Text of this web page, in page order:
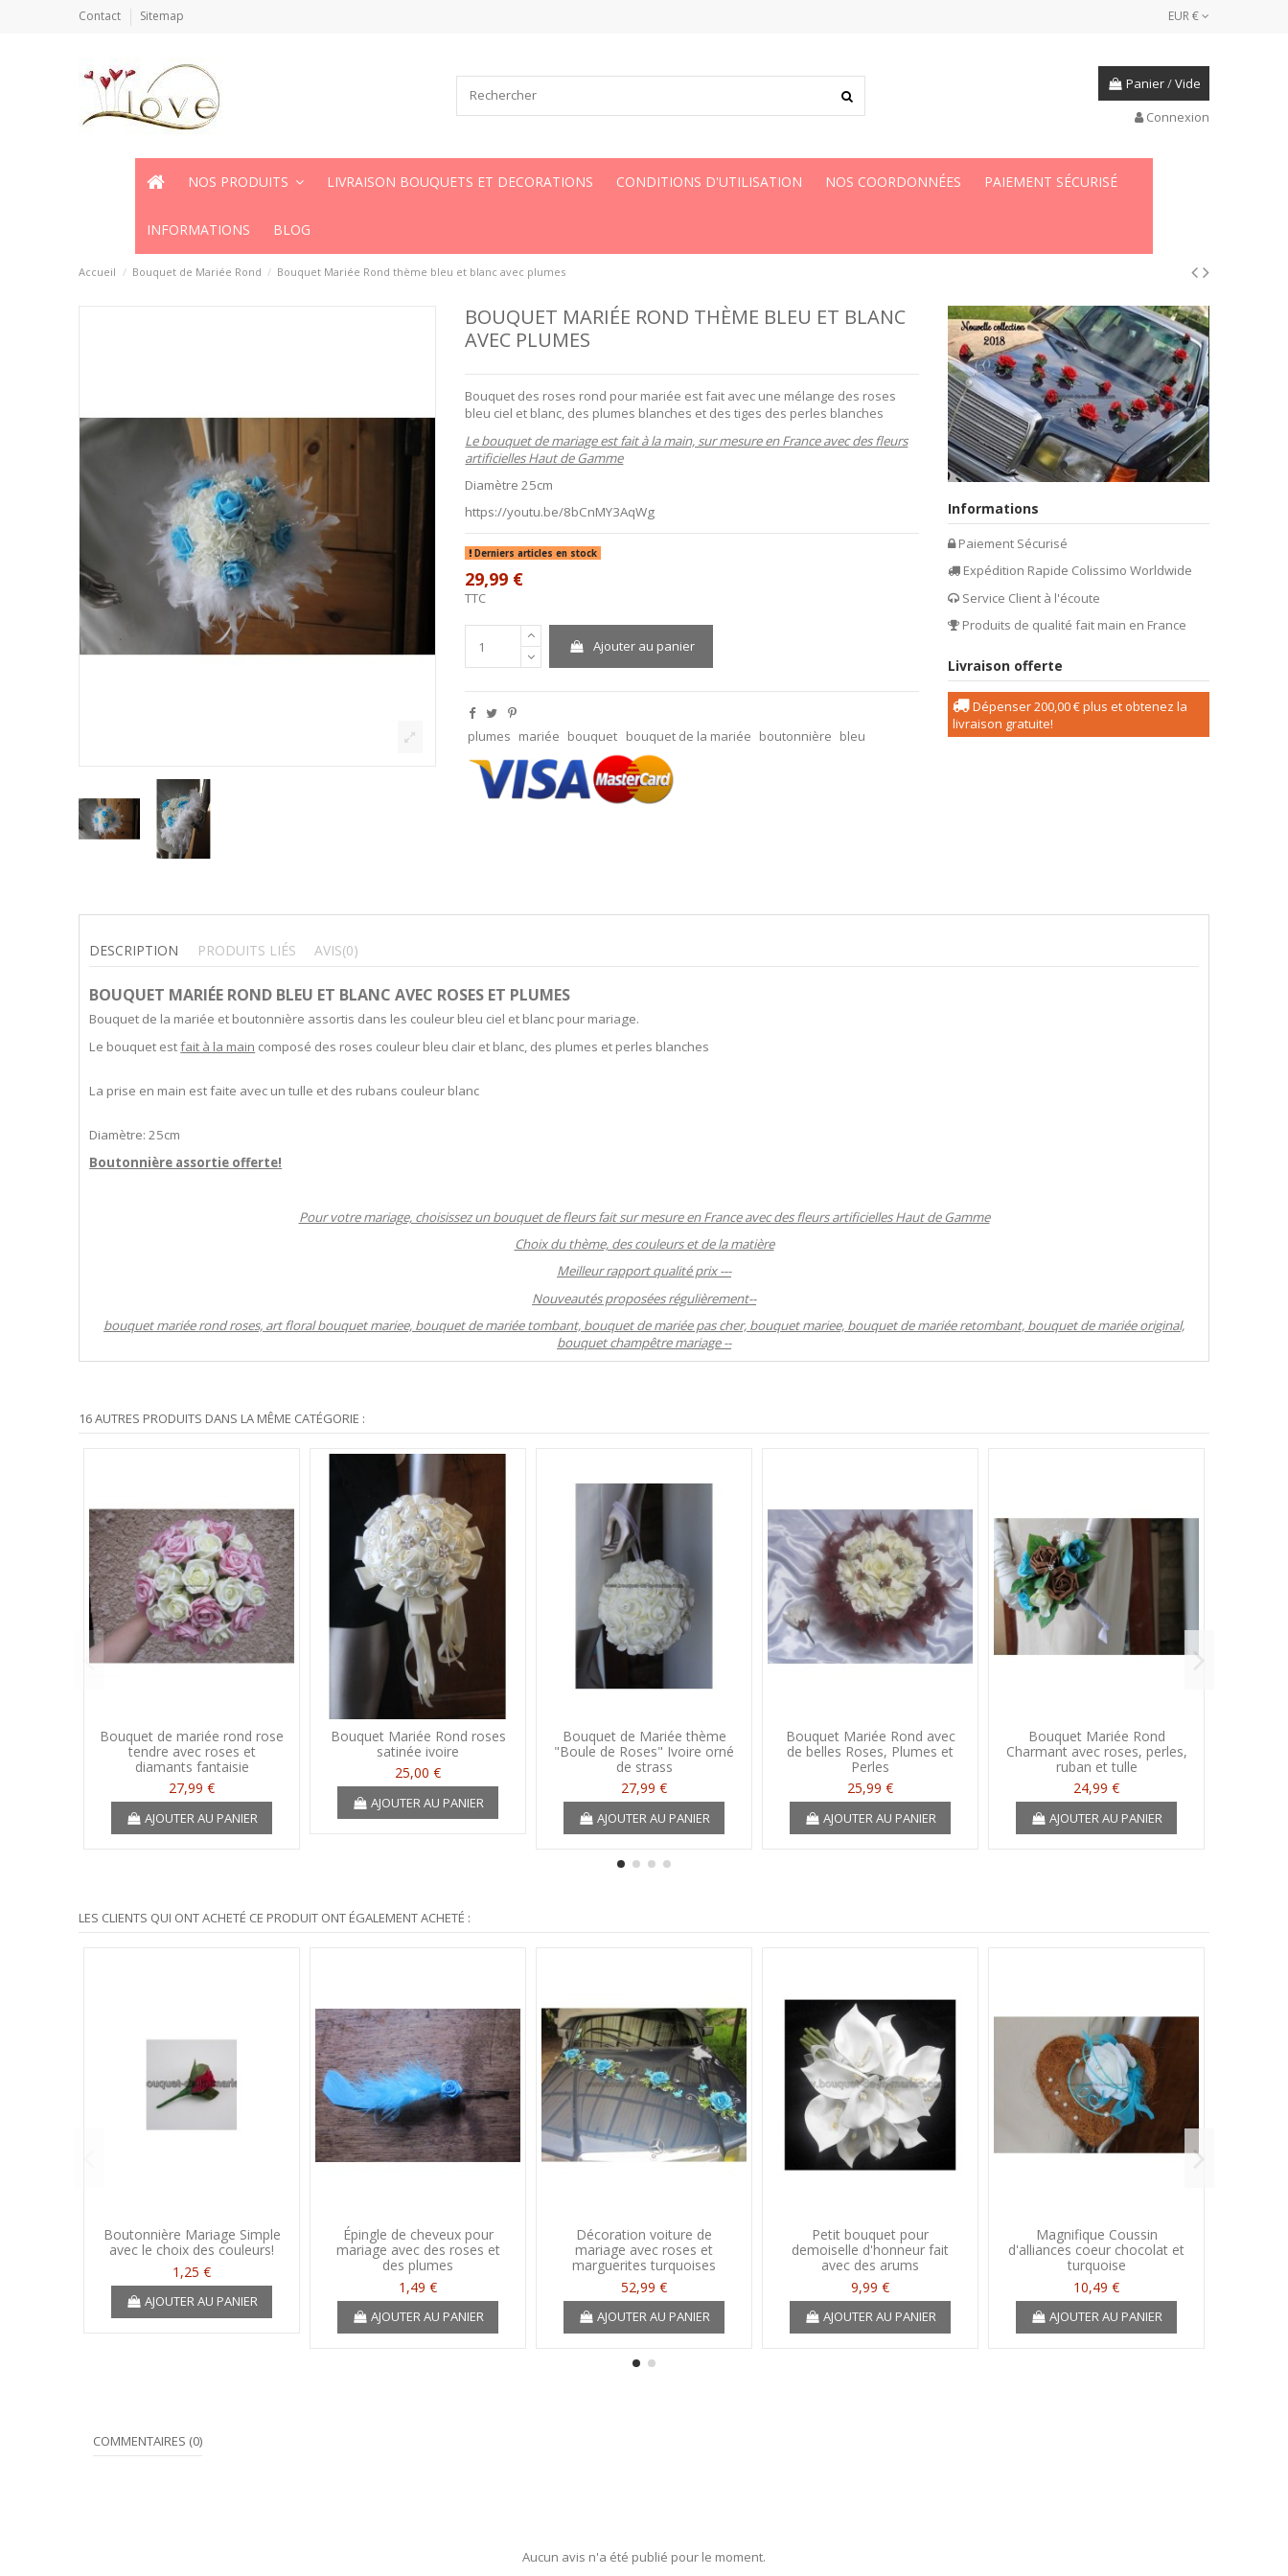
Contact Sitemap EUR €
Panier/Vide
Connexion
NOS PRODUITS LIVRAISON BOUQUETS ET DECORATIONS CONDITIONS D'UTILISATION NOS COORDONNÉES PAIEMENT SÉCURISÉ
INFORMATIONS BLOG
Accueil Bouquet de Mariée Rond Bouquet Mariée Rond thème bleu et blanc avec plumes
BOUQUET MARIÉE ROND THÈME BLEU ET BLANC
AVEC PLUMES
Bouquet des roses rond pour mariée est fait avec une mélange des roses
bleu ciel et blanc, des plumes blanches et des tiges des perles blanches
Le bouquet de mariage est fait à la main, sur mesure en France avec des fleurs
artificielles Haut de Gamme
Diamètre 25cm
https://youtu.be/8bCnMY3AqWg
Derniers articles en stock
29,99 €
TTC
Ajouter au panier
plumes mariée bouquet bouquet de la mariée boutonnière bleu
Informations
Paiement Sécurisé
Expédition Rapide Colissimo Worldwide
Service Client à l'écoute
Produits de qualité fait main en France
Livraison offerte
Dépenser200,00 €plus et obtenez la
livraison gratuite!
DESCRIPTION PRODUITS LIÉS AVIS(0)
BOUQUET MARIÉE ROND BLEU ET BLANC AVEC ROSES ET PLUMES
Bouquet de la mariée et boutonnière assortis dans les couleur bleu ciel et blanc pour mariage.
Le bouquet estfait à la main composé des roses couleur bleu clair et blanc, des plumes et perles blanches
La prise en main est faite avec un tulle et des rubans couleur blanc
Diamètre: 25cm
Boutonnière assortie offerte!
Pour votre mariage, choisissez un bouquet de fleurs fait sur mesure en France avec des fleurs artificielles Haut de Gamme
Choix du thème, des couleurs et de la matière
Meilleur rapport qualité prix ---
Nouveautés proposées régulièrement--
bouquet mariée rond roses, art floral bouquet mariee, bouquet de mariée tombant, bouquet de mariée pas cher, bouquet mariee, bouquet de mariée retombant, bouquet de mariée original,
bouquet champêtre mariage --
16 AUTRES PRODUITS DANS LA MÊME CATÉGORIE :
Bouquet de mariée rond rose
tendre avec roses et
diamants fantaisie
27,99 €
AJOUTER AU PANIER
Bouquet Mariée Rond roses
satinée ivoire
25,00 €
AJOUTER AU PANIER
Bouquet de Mariée thème
"Boule de Roses" Ivoire orné
de strass
27,99 €
AJOUTER AU PANIER
Bouquet Mariée Rond avec
de belles Roses, Plumes et
Perles
25,99 €
AJOUTER AU PANIER
Bouquet Mariée Rond
Charmant avec roses, perles,
ruban et tulle
24,99 €
AJOUTER AU PANIER
LES CLIENTS QUI ONT ACHETÉ CE PRODUIT ONT ÉGALEMENT ACHETÉ :
Boutonnière Mariage Simple
avec le choix des couleurs!
1,25 €
AJOUTER AU PANIER
Épingle de cheveux pour
mariage avec des roses et
des plumes
1,49 €
AJOUTER AU PANIER
Décoration voiture de
mariage avec roses et
marguerites turquoises
52,99 €
AJOUTER AU PANIER
Petit bouquet pour
demoiselle d'honneur fait
avec des arums
9,99 €
AJOUTER AU PANIER
Magnifique Coussin
d'alliances coeur chocolat et
turquoise
10,49 €
AJOUTER AU PANIER
COMMENTAIRES (0)
Aucun avis n'a été publié pour le moment.